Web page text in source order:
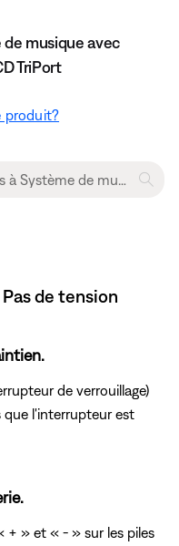
de musique avec
TriPort
produit?
de tension
de verrouillage)
que l'interrupteur est
+ » et « - » sur les piles